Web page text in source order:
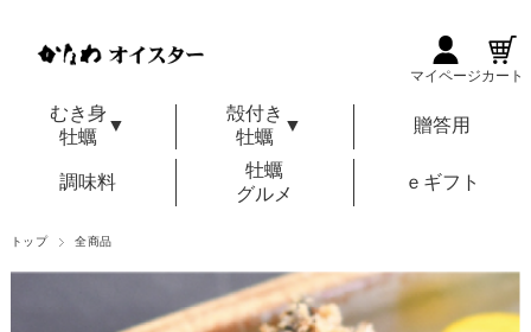
マイページカート
むき身
牡蠣
▼
殻付き
牡蠣
▼ 贈答用
調味料
牡蠣
グルメ
ｅギフト
トップ 全商品